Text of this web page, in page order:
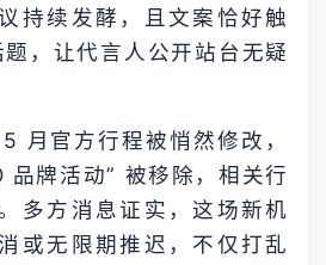
持续发酵，且文案恰好触
，让代言人公开站台无疑
月官方行程被悄然修改，
品牌活动” 被移除，相关行
多方消息证实，这场新机
或无限期推迟，不仅打乱